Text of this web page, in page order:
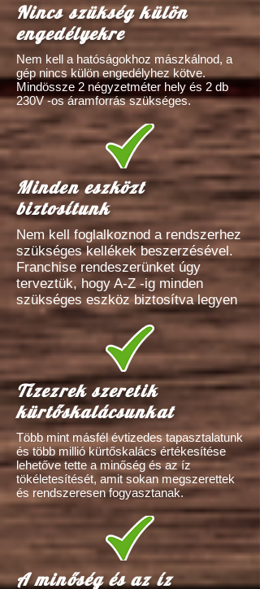
Nincs szükség külön
engedélyekre
Nem kell a hatóságokhoz mászkálnod, a
gép nincs külön engedélyhez kötve.
Mindössze 2 négyzetméter hely és 2 db
230V -os áramforrás szükséges.
Minden eszközt
biztosítunk
Nem kell foglalkoznod a rendszerhez
szükséges kellékek beszerzésével.
Franchise rendeszerünket úgy
terveztük, hogy A-Z -ig minden
szükséges eszköz biztosítva legyen
Tízezrek szeretik
kürtőskalácsunkat
Több mint másfél évtizedes tapasztalatunk
és több millió kürtőskalács értékesítése
lehetőve tette a minőség és az íz
tökéletesítését, amit sokan megszerettek
és rendszeresen fogyasztanak.
A minőség és az íz